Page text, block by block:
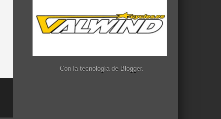
Con la tecnología de Blogger.